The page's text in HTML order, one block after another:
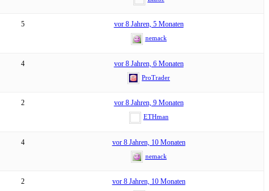
5 vor 8 Jahren, 5 Monaten
nemack
4 vor 8 Jahren, 6 Monaten
ProTrader
2 vor 8 Jahren, 9 Monaten
ETHman
4 vor 8 Jahren, 10 Monaten
nemack
2 vor 8 Jahren, 10 Monaten